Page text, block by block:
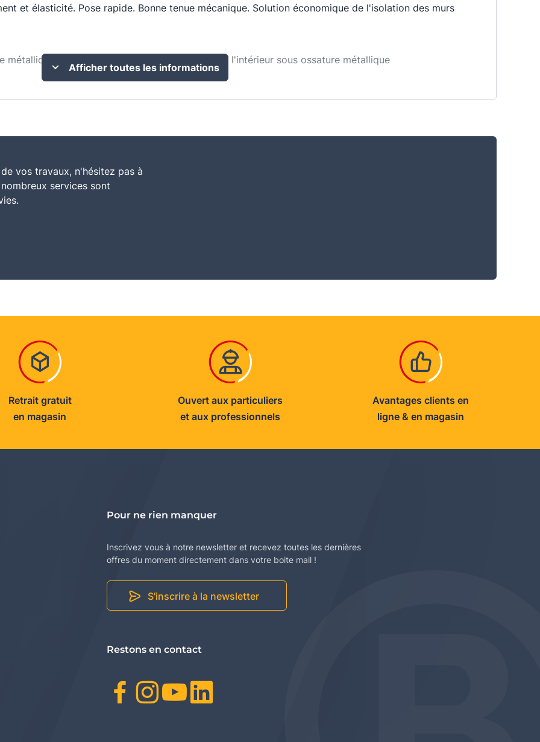
et élasticité. Pose rapide. Bonne tenue mécanique. Solution économique de l'isolation des murs
métallique. Isolation étanche à l'air des murs par l'intérieur sous ossature métallique
Afficher toutes les informations
vos travaux, n'hésitez pas à
services sont
Retrait gratuit
en magasin
Ouvert aux particuliers
et aux professionnels
Avantages clients en
ligne & en magasin
Pour ne rien manquer
Inscrivez vous à notre newsletter et recevez toutes les dernières
offres du moment directement dans votre boite mail !
S'inscrire à la newsletter
Restons en contact
Facebook
Instagram
Youtube